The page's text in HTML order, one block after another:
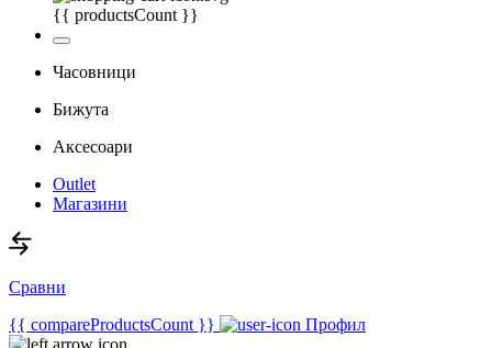
{{ productsCount }}
Часовници
Бижута
Аксесоари
Outlet
Магазини
Сравни
{{ compareProductsCount }}
Профил